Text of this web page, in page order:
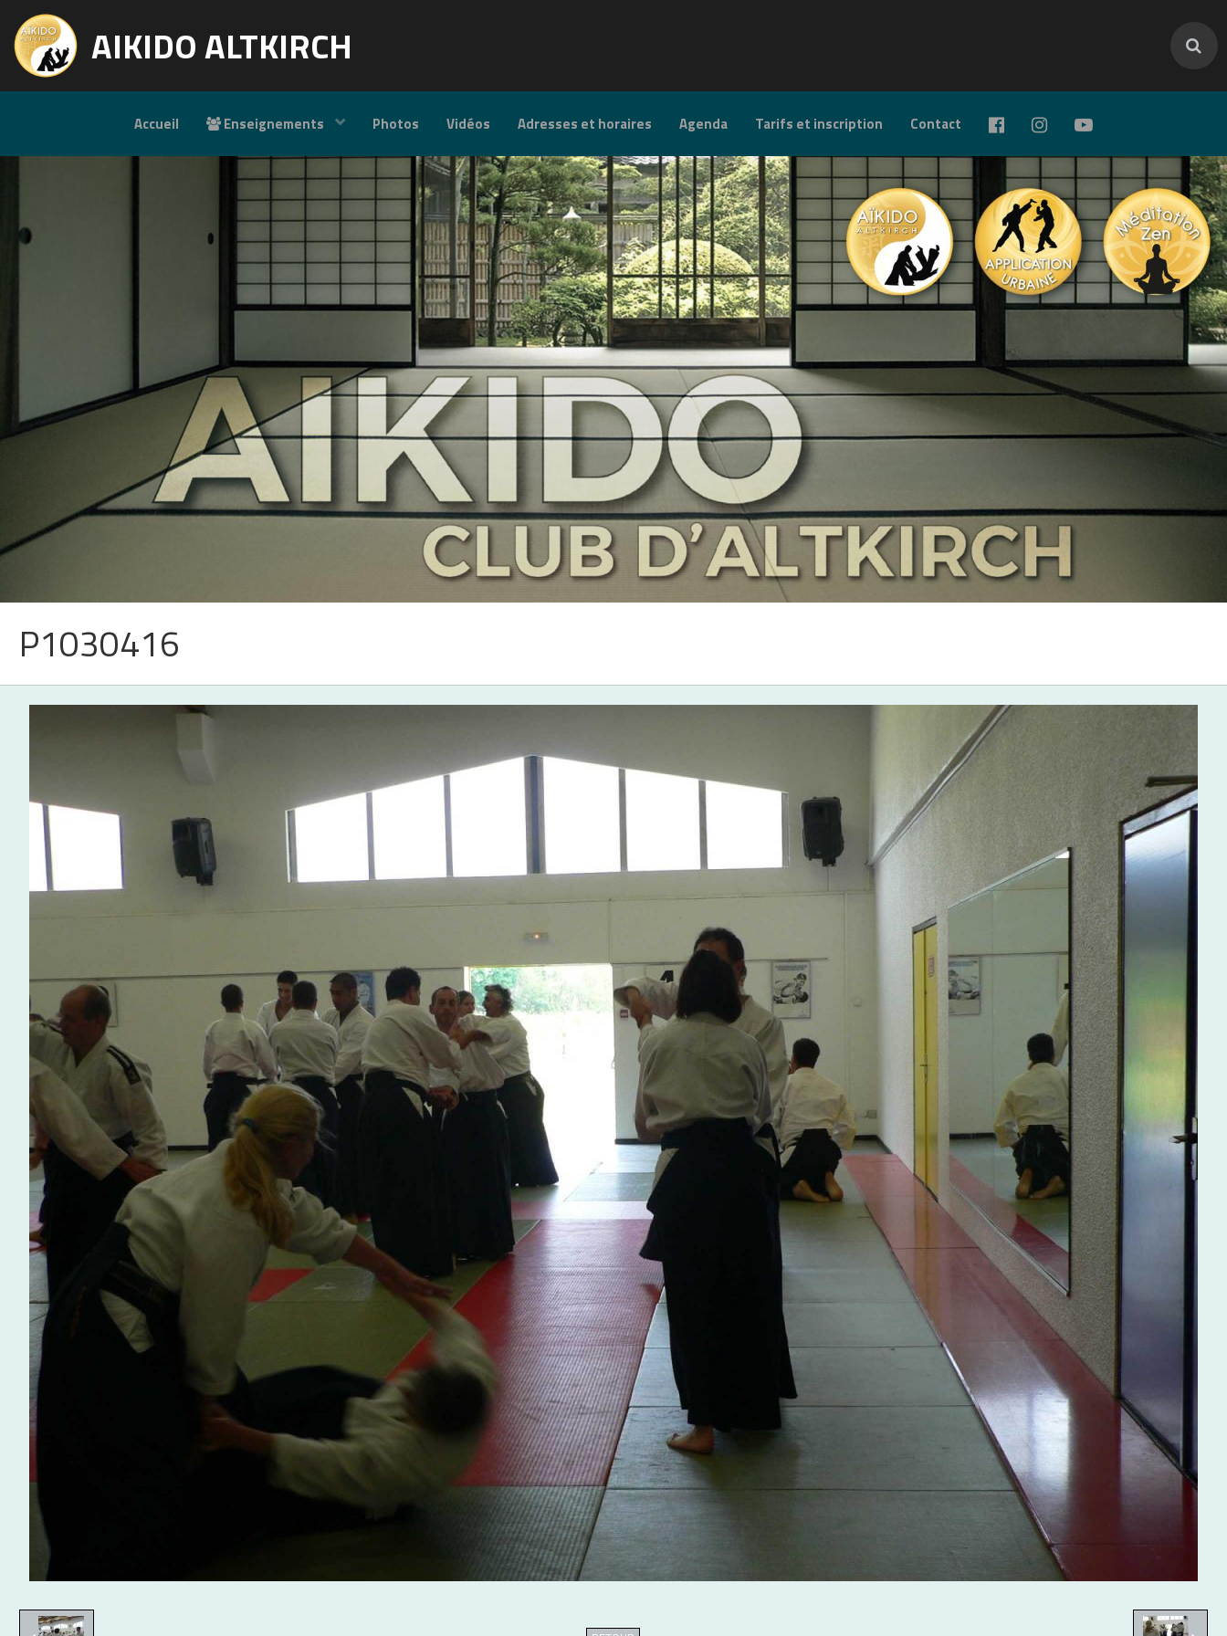
AIKIDO ALTKIRCH
Accueil Enseignements Photos Vidéos Adresses et horaires Agenda Tarifs et inscription Contact
P1030416